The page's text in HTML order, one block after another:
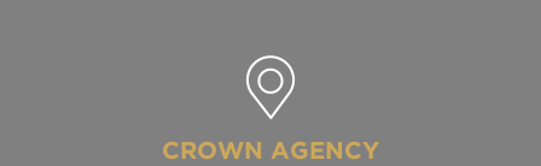
CROWN AGENCY